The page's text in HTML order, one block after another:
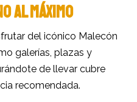
AL MÁXIMO
del icónico Malecón
galerías, plazas y
de llevar cubre
recomendada.